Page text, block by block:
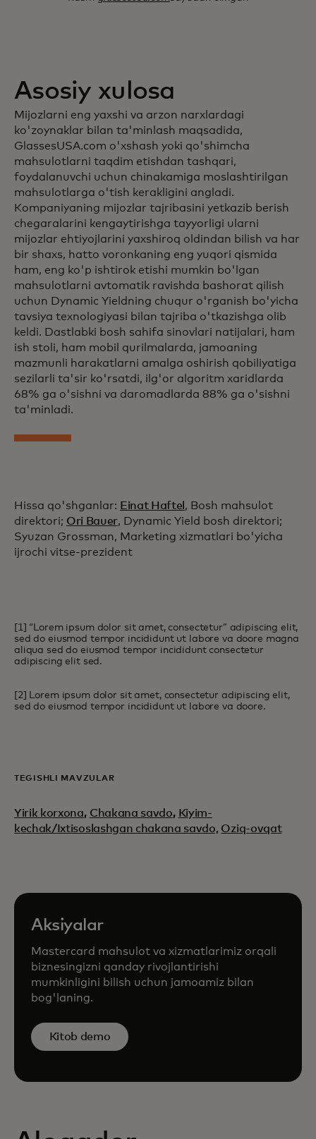
Asosiy xulosa
Mijozlarni eng yaxshi va arzon narxlardagi
ko'zoynaklar bilan ta'minlash maqsadida,
GlassesUSA.com o'xshash yoki qo'shimcha
mahsulotlarni taqdim etishdan tashqari,
foydalanuvchi uchun chinakamiga moslashtirilgan
mahsulotlarga o'tish kerakligini angladi.
Kompaniyaning mijozlar tajribasini yetkazib berish
chegaralarini kengaytirishga tayyorligi ularni
mijozlar ehtiyojlarini yaxshiroq oldindan bilish va har
bir shaxs, hatto voronkaning eng yuqori qismida
ham, eng ko'p ishtirok etishi mumkin bo'lgan
mahsulotlarni avtomatik ravishda bashorat qilish
uchun Dynamic Yieldning chuqur o'rganish bo'yicha
tavsiya texnologiyasi bilan tajriba o'tkazishga olib
keldi. Dastlabki bosh sahifa sinovlari natijalari, ham
ish stoli, ham mobil qurilmalarda, jamoaning
mazmunli harakatlarni amalga oshirish qobiliyatiga
sezilarli ta'sir ko'rsatdi, ilg'or algoritm xaridlarda
68% ga o'sishni va daromadlarda 88% ga o'sishni
ta'minladi.
Hissa qo'shganlar: Einat Haftel , Bosh mahsulot
direktori; Ori Bauer, Dynamic Yield bosh direktori;
Syuzan Grossman, Marketing xizmatlari bo'yicha
ijrochi vitse-prezident
[1] “Lorem ipsum dolor sit amet, consectetur” adipiscing elit,
sed do eiusmod tempor incididunt ut labore va doore magna
aliqua sed do eiusmod tempor incididunt consectetur
adipiscing elit sed.
[2] Lorem ipsum dolor sit amet, consectetur adipiscing elit,
sed do eiusmod tempor incididunt ut labore va doore.
TEGISHLI MAVZULAR
Yirik korxona, Chakana savdo, Kiyim-
kechak/Ixtisoslashgan chakana savdo, Oziq-ovqat
Aksiyalar
Mastercard mahsulot va xizmatlarimiz orqali
biznesingizni qanday rivojlantirishi
mumkinligini bilish uchun jamoamiz bilan
bog'laning.
Kitob demo